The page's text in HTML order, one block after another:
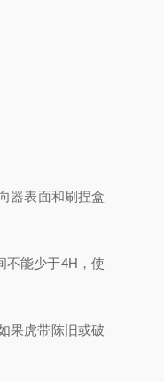
器表面和刷捏盒
不能少于4H，使
果虎带陈旧或破